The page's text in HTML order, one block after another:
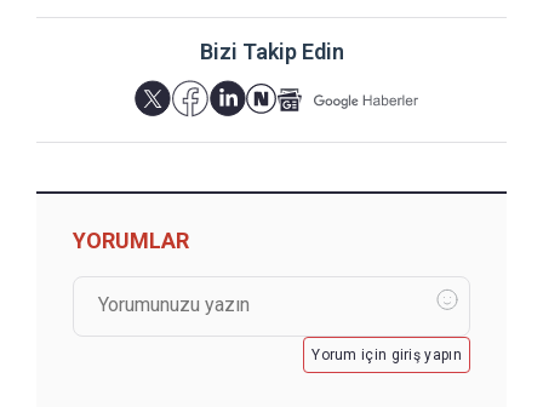
Bizi Takip Edin
YORUMLAR
Yorum için giriş yapın